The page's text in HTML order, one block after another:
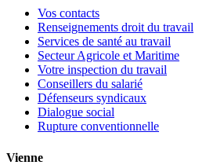
Vos contacts
Renseignements droit du travail
Services de santé au travail
Secteur Agricole et Maritime
Votre inspection du travail
Conseillers du salarié
Défenseurs syndicaux
Dialogue social
Rupture conventionnelle
Vienne